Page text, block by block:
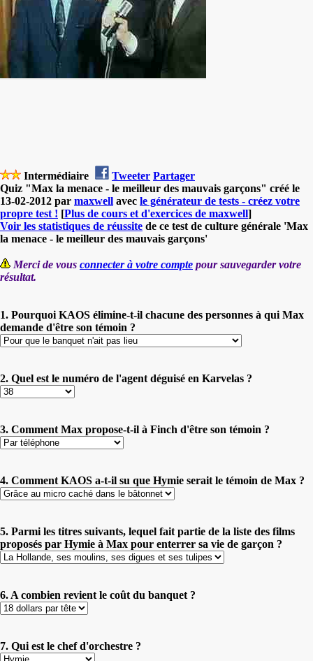
Intermédiaire Tweeter Partager
Quiz "Max la menace - le meilleur des mauvais garçons" créé le
13-02-2012 par maxwell avec le générateur de tests - créez votre
propre test ! [Plus de cours et d'exercices de maxwell]
Voir les statistiques de réussite de ce test de culture générale 'Max
la menace - le meilleur des mauvais garçons'
Merci de vous connecter à votre compte pour sauvegarder votre
résultat.
1. Pourquoi KAOS élimine-t-il chacune des personnes à qui Max
demande d'être son témoin ?
2. Quel est le numéro de l'agent déguisé en Karvelas ?
3. Comment Max propose-t-il à Finch d'être son témoin ?
4. Comment KAOS a-t-il su que Hymie serait le témoin de Max ?
5. Parmi les titres suivants, lequel fait partie de la liste des films
proposés par Hymie à Max pour enterrer sa vie de garçon ?
6. A combien revient le coût du banquet ?
7. Qui est le chef d'orchestre ?